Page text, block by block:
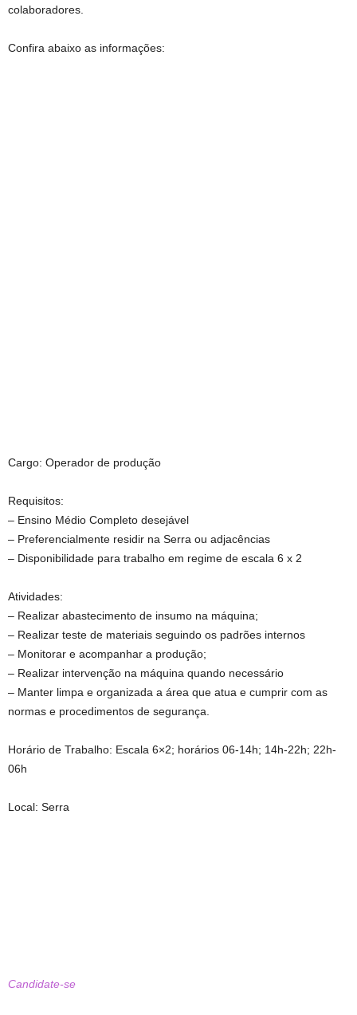
colaboradores.
Confira abaixo as informações:
Cargo: Operador de produção
Requisitos:
– Ensino Médio Completo desejável
– Preferencialmente residir na Serra ou adjacências
– Disponibilidade para trabalho em regime de escala 6 x 2
Atividades:
– Realizar abastecimento de insumo na máquina;
– Realizar teste de materiais seguindo os padrões internos
– Monitorar e acompanhar a produção;
– Realizar intervenção na máquina quando necessário
– Manter limpa e organizada a área que atua e cumprir com as
normas e procedimentos de segurança.
Horário de Trabalho: Escala 6×2; horários 06-14h; 14h-22h; 22h-
06h
Local: Serra
Candidate-se